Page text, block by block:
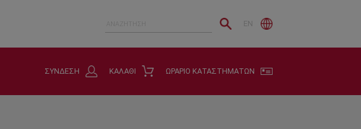
EN
ΩΡΑΡΙΟ ΚΑΤΑΣΤΗΜΑΤΩΝ
ΚΑΛΑΘΙ
ΣΥΝΔΕΣΗ